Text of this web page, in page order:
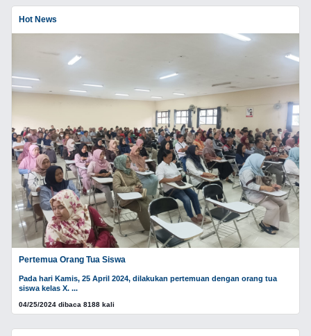
Hot News
Pertemua Orang Tua Siswa
Pada hari Kamis, 25 April 2024, dilakukan pertemuan dengan orang tua
siswa kelas X. ...
04/25/2024 dibaca 8188 kali